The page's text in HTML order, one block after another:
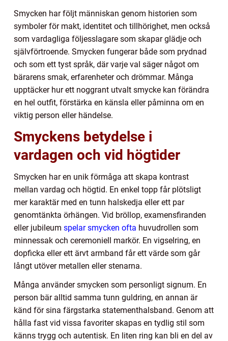
Smycken har följt människan genom historien som
symboler för makt, identitet och tillhörighet, men också
som vardagliga följesslagare som skapar glädje och
självförtroende. Smycken fungerar både som prydnad
och som ett tyst språk, där varje val säger något om
bärarens smak, erfarenheter och drömmar. Många
upptäcker hur ett noggrant utvalt smycke kan förändra
en hel outfit, förstärka en känsla eller påminna om en
viktig person eller händelse.
Smyckens betydelse i
vardagen och vid högtider
Smycken har en unik förmåga att skapa kontrast
mellan vardag och högtid. En enkel topp får plötsligt
mer karaktär med en tunn halskedja eller ett par
genomtänkta örhängen. Vid bröllop, examensfiranden
eller jubileum spelar smycken ofta huvudrollen som
minnessak och ceremoniell markör. En vigselring, en
dopficka eller ett ärvt armband får ett värde som går
långt utöver metallen eller stenarna.
Många använder smycken som personligt signum. En
person bär alltid samma tunn guldring, en annan är
känd för sina färgstarka statementhalsband. Genom att
hålla fast vid vissa favoriter skapas en tydlig stil som
känns trygg och autentisk. En liten ring kan bli en del av